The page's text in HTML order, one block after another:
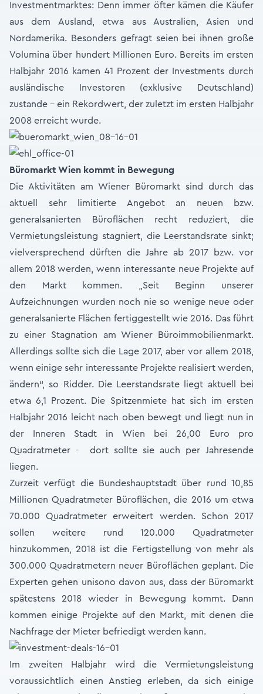
Investmentmarktes: Denn immer öfter kämen die Käufer
aus dem Ausland, etwa aus Australien, Asien und
Nordamerika. Besonders gefragt seien bei ihnen große
Volumina über hundert Millionen Euro. Bereits im ersten
Halbjahr 2016 kamen 41 Prozent der Investments durch
ausländische Investoren (exklusive Deutschland)
zustande – ein Rekordwert, der zuletzt im ersten Halbjahr
2008 erreicht wurde.
Büromarkt Wien kommt in Bewegung
Die Aktivitäten am Wiener Büromarkt sind durch das
aktuell sehr limitierte Angebot an neuen bzw.
generalsanierten Büroflächen recht reduziert, die
Vermietungsleistung stagniert, die Leerstandsrate sinkt;
vielversprechend dürften die Jahre ab 2017 bzw. vor
allem 2018 werden, wenn interessante neue Projekte auf
den Markt kommen. „Seit Beginn unserer
Aufzeichnungen wurden noch nie so wenige neue oder
generalsanierte Flächen fertiggestellt wie 2016. Das führt
zu einer Stagnation am Wiener Büroimmobilienmarkt.
Allerdings sollte sich die Lage 2017, aber vor allem 2018,
wenn einige sehr interessante Projekte realisiert werden,
ändern“, so Ridder. Die Leerstandsrate liegt aktuell bei
etwa 6,1 Prozent. Die Spitzenmiete hat sich im ersten
Halbjahr 2016 leicht nach oben bewegt und liegt nun in
der Inneren Stadt in Wien bei 26,00 Euro pro
Quadratmeter - dort sollte sie auch per Jahresende
liegen.
Zurzeit verfügt die Bundeshauptstadt über rund 10,85
Millionen Quadratmeter Büroflächen, die 2016 um etwa
70.000 Quadratmeter erweitert werden. Schon 2017
sollen weitere rund 120.000 Quadratmeter
hinzukommen, 2018 ist die Fertigstellung von mehr als
300.000 Quadratmetern neuer Büroflächen geplant. Die
Experten gehen unisono davon aus, dass der Büromarkt
spätestens 2018 wieder in Bewegung kommt. Dann
kommen einige Projekte auf den Markt, mit denen die
Nachfrage der Mieter befriedigt werden kann.
Im zweiten Halbjahr wird die Vermietungsleistung
voraussichtlich einen Anstieg erleben, da sich einige